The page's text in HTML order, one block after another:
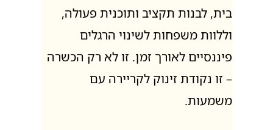
בית, לבנות תקציב ותוכנית פעולה,
וללוות משפחות לשינוי הרגלים
פיננסיים לאורך זמן. זו לא רק הכשרה
– זו נקודת זינוק לקריירה עם
משמעות.